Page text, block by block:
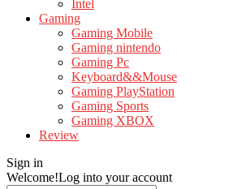
Intel
Gaming
Gaming Mobile
Gaming nintendo
Gaming Pc
Keyboard&&Mouse
Gaming PlayStation
Gaming Sports
Gaming XBOX
Review
Sign in
Welcome!Log into your account